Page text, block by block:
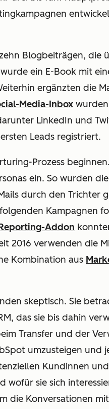
Blogbeiträgen, die
ein E-Book mit
ergänzten die
Media-Inbox
LinkedIn und
Leads registriert.
Prozess
ein. So wurden
durch den Trichter
Kampagnen
Addon
2016 verwenden die
Kombination aus
skeptisch. Sie
das sie bis dahin
Transfer und der
umzusteigen und
Kundinnen
sie sich
die Konversationen